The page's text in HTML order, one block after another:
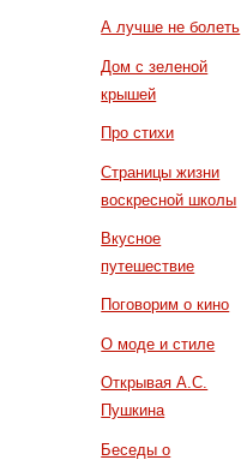
А лучше не болеть
Дом с зеленой
крышей
Про стихи
Страницы жизни
воскресной школы
Вкусное
путешествие
Поговорим о кино
О моде и стиле
Открывая А.С.
Пушкина
Беседы о